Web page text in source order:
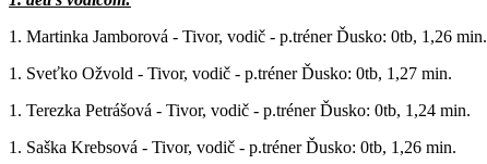
1. Martinka Jamborová - Tivor, vodič - p.tréner Ďusko: 0tb, 1,26 min.
1. Sveťko Ožvold - Tivor, vodič - p.tréner Ďusko: 0tb, 1,27 min.
1. Terezka Petrášová - Tivor, vodič - p.tréner Ďusko: 0tb, 1,24 min.
1. Saška Krebsová - Tivor, vodič - p.tréner Ďusko: 0tb, 1,26 min.